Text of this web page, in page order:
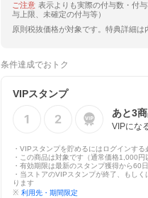
ご注意 表示よりも実際の付与数・付
与上限、未確定の付与等）
原則税抜価格が対象です。特典詳細は
条件達成でおトク
VIPスタンプ
あと3
VIPにな
・VIPスタンプを貯めるにはログインする
・この商品は対象です（通常価格1,000円
・有効期限は最新のスタンプ獲得から60
・当ストアのVIPスタンプが終了、もし
ります
※ 利用先・期間限定